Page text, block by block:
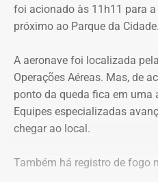
foi acionado às 11h11 para
próximo ao Parque da Cidade.
A aeronave foi localizada
Operações Aéreas. Mas, de
ponto da queda fica em uma
Equipes especializadas
chegar ao local.
Também há registro de fogo